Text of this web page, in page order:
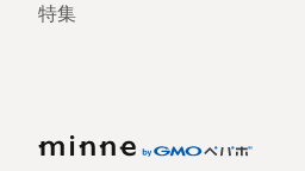
特集